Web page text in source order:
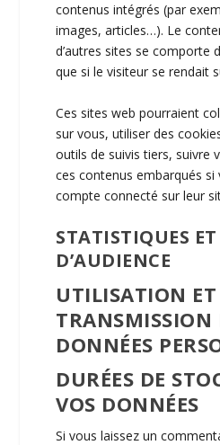
contenus intégrés (par
images, articles…). Le
d’autres sites se comporte
que si le visiteur se rendait
Ces sites web pourraient
sur vous, utiliser des
outils de suivis tiers, suivre
ces contenus embarqués si
compte connecté sur leur
STATISTIQUES ET
D’AUDIENCE
UTILISATION ET
TRANSMISSION
DONNÉES
DURÉES DE
VOS DONNÉES
Si vous laissez un